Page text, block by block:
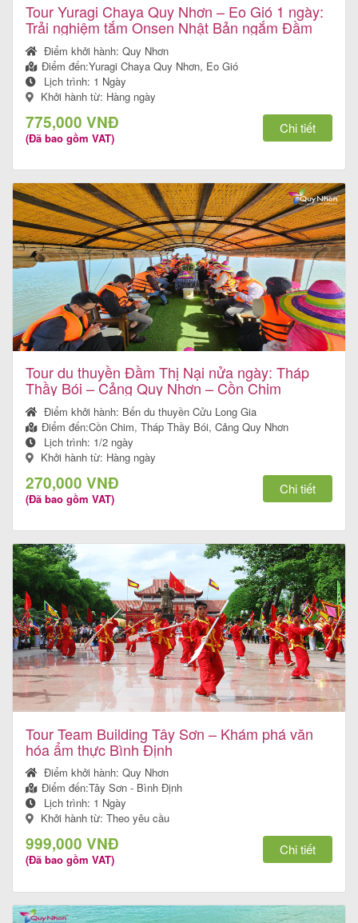
nhận
hàng
Tuyển
Liên
hệ
Tour Yuragi Chaya Quy Nhơn – Eo Gió 1 ngày:
Trải nghiệm tắm Onsen Nhật Bản ngắm Đầm
Thị Nại
Điểm khởi hành:Quy Nhơn
Điểm đến:Yuragi Chaya Quy Nhơn, Eo Gió
Lịch trình: 1 Ngày
Khởi hành từ: Hàng ngày
775,000 VNĐ
(Đã bao gồm VAT)
Chi tiết
Tour du thuyền Đầm Thị Nại nửa ngày: Tháp
Thầy Bói – Cảng Quy Nhơn – Cồn Chim
Điểm khởi hành: Bến du thuyền Cửu Long Gia
Điểm đến:Cồn Chim, Tháp Thầy Bói, Cảng Quy Nhơn
Lịch trình: 1/2 ngày
Khởi hành từ: Hàng ngày
270,000 VNĐ
(Đã bao gồm VAT)
Chi tiết
Tour Team Building Tây Sơn – Khám phá văn
hóa ẩm thực Bình Định
Điểm khởi hành:Quy Nhơn
Điểm đến:Tây Sơn - Bình Định
Lịch trình: 1 Ngày
Khởi hành từ: Theo yêu cầu
999,000 VNĐ
(Đã bao gồm VAT)
Chi tiết